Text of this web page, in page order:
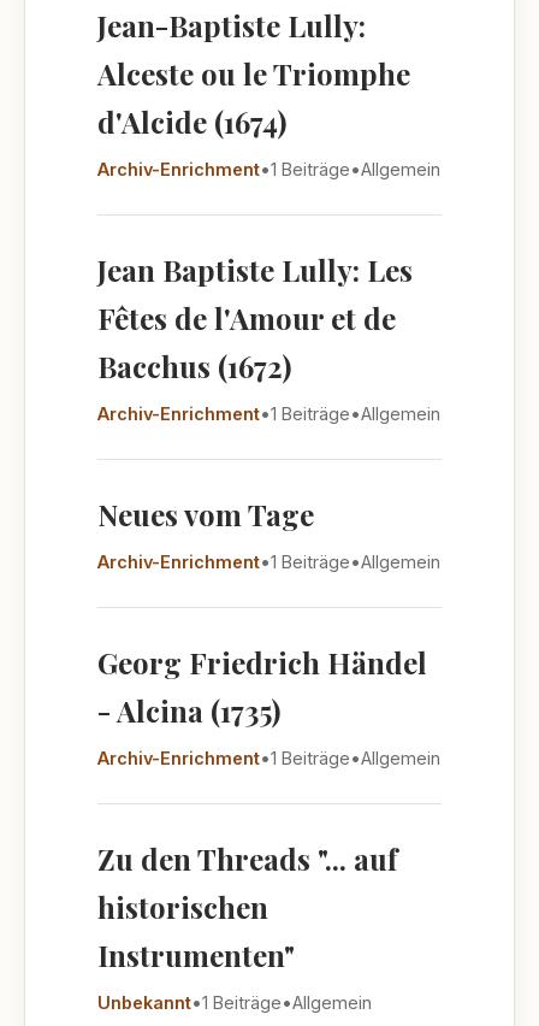
Jean-Baptiste Lully:
Alceste ou le Triomphe
d'Alcide (1674)
Archiv-Enrichment•1 Beiträge•Allgemein
Jean Baptiste Lully: Les
Fêtes de l'Amour et de
Bacchus (1672)
Archiv-Enrichment•1 Beiträge•Allgemein
Neues vom Tage
Archiv-Enrichment•1 Beiträge•Allgemein
Georg Friedrich Händel
- Alcina (1735)
Archiv-Enrichment•1 Beiträge•Allgemein
Zu den Threads "... auf
historischen
Instrumenten"
Unbekannt•1 Beiträge•Allgemein